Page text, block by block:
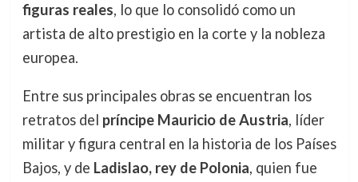
figuras reales, lo que lo consolidó como un
artista de alto prestigio en la corte y la nobleza
europea.
Entre sus principales obras se encuentran los
retratos del príncipe Mauricio de Austria, líder
militar y figura central en la historia de los Países
Bajos, y de Ladislao, rey de Polonia, quien fue